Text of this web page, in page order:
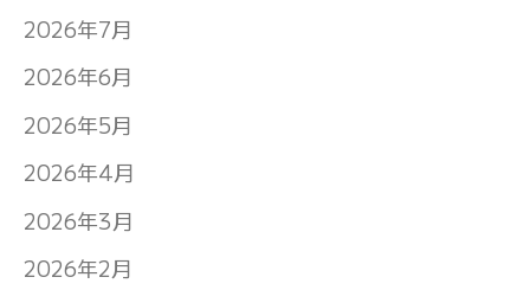
2026年7月
2026年6月
2026年5月
2026年4月
2026年3月
2026年2月